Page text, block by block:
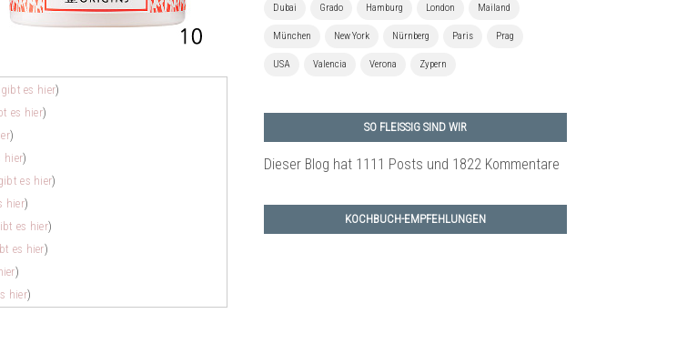
gibt es hier)
es hier)
)
hier)
es hier)
hier)
es hier)
es hier)
)
hier)
Dubai Grado Hamburg London Mailand
München New York Nürnberg Paris Prag
USA Valencia Verona Zypern
SO FLEISSIG SIND WIR
Dieser Blog hat 1111 Posts und 1822 Kommentare
KOCHBUCH-EMPFEHLUNGEN